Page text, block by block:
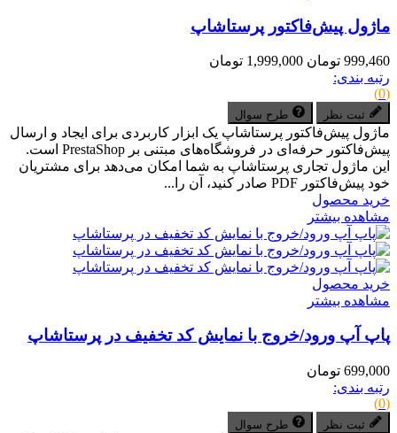
ماژول پیش‌فاکتور پرستاشاپ
999,460 تومان
1,999,000 تومان
رتبه بندی:
(0)
ثبت نظر طرح سوال
ماژول پیش‌فاکتور پرستاشاپ یک ابزار کاربردی برای ایجاد و ارسال
پیش‌فاکتور حرفه‌ای در فروشگاه‌های مبتنی بر PrestaShop است.
این ماژول تجاری پرستاشاپ به شما امکان می‌دهد برای مشتریان
خود پیش‌فاکتور PDF صادر کنید، آن را...
خرید محصول
مشاهده بیشتر
خرید محصول
مشاهده بیشتر
پاپ آپ ورود/خروج با نمایش کد تخفیف در پرستاشاپ
699,000 تومان
رتبه بندی:
(0)
ثبت نظر طرح سوال